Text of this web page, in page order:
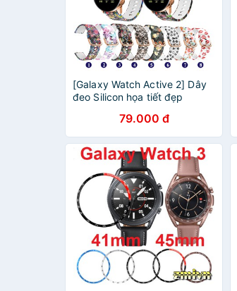
[Galaxy Watch Active 2] Dây
đeo Silicon họa tiết đẹp
79.000 đ